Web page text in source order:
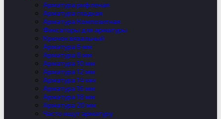
Арматура рифленая
Арматура гладкая
Арматура Композитная
Фиксаторы для арматуры
Крючок вязальный
Арматура 6 мм
Арматура 8 мм
Арматура 10 мм
Арматура 12 мм
Арматура 14 мм
Арматура 16 мм
Арматура 18 мм
Арматура 20 мм
Часто ищут арматуру